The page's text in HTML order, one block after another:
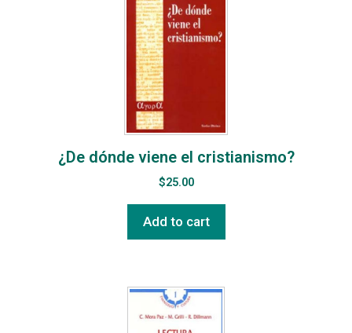
¿De dónde viene el cristianismo?
$25.00
Add to cart